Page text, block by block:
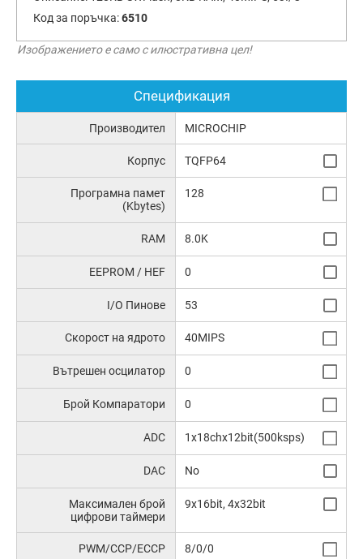
Код за поръчка:6510
Изображението е само с илюстративна цел!
Спецификация
Производител MICROCHIP
Корпус TQFP64
Програмна памет
(Kbytes)
128
RAM 8.0K
EEPROM / HEF 0
I/O Пинове 53
Скорост на ядрото 40MIPS
Вътрешен осцилатор 0
Брой Компаратори 0
ADC 1x18chx12bit(500ksps)
DAC No
Максимален брой
цифрови таймери
9x16bit, 4x32bit
PWM/CCP/ECCP 8/0/0